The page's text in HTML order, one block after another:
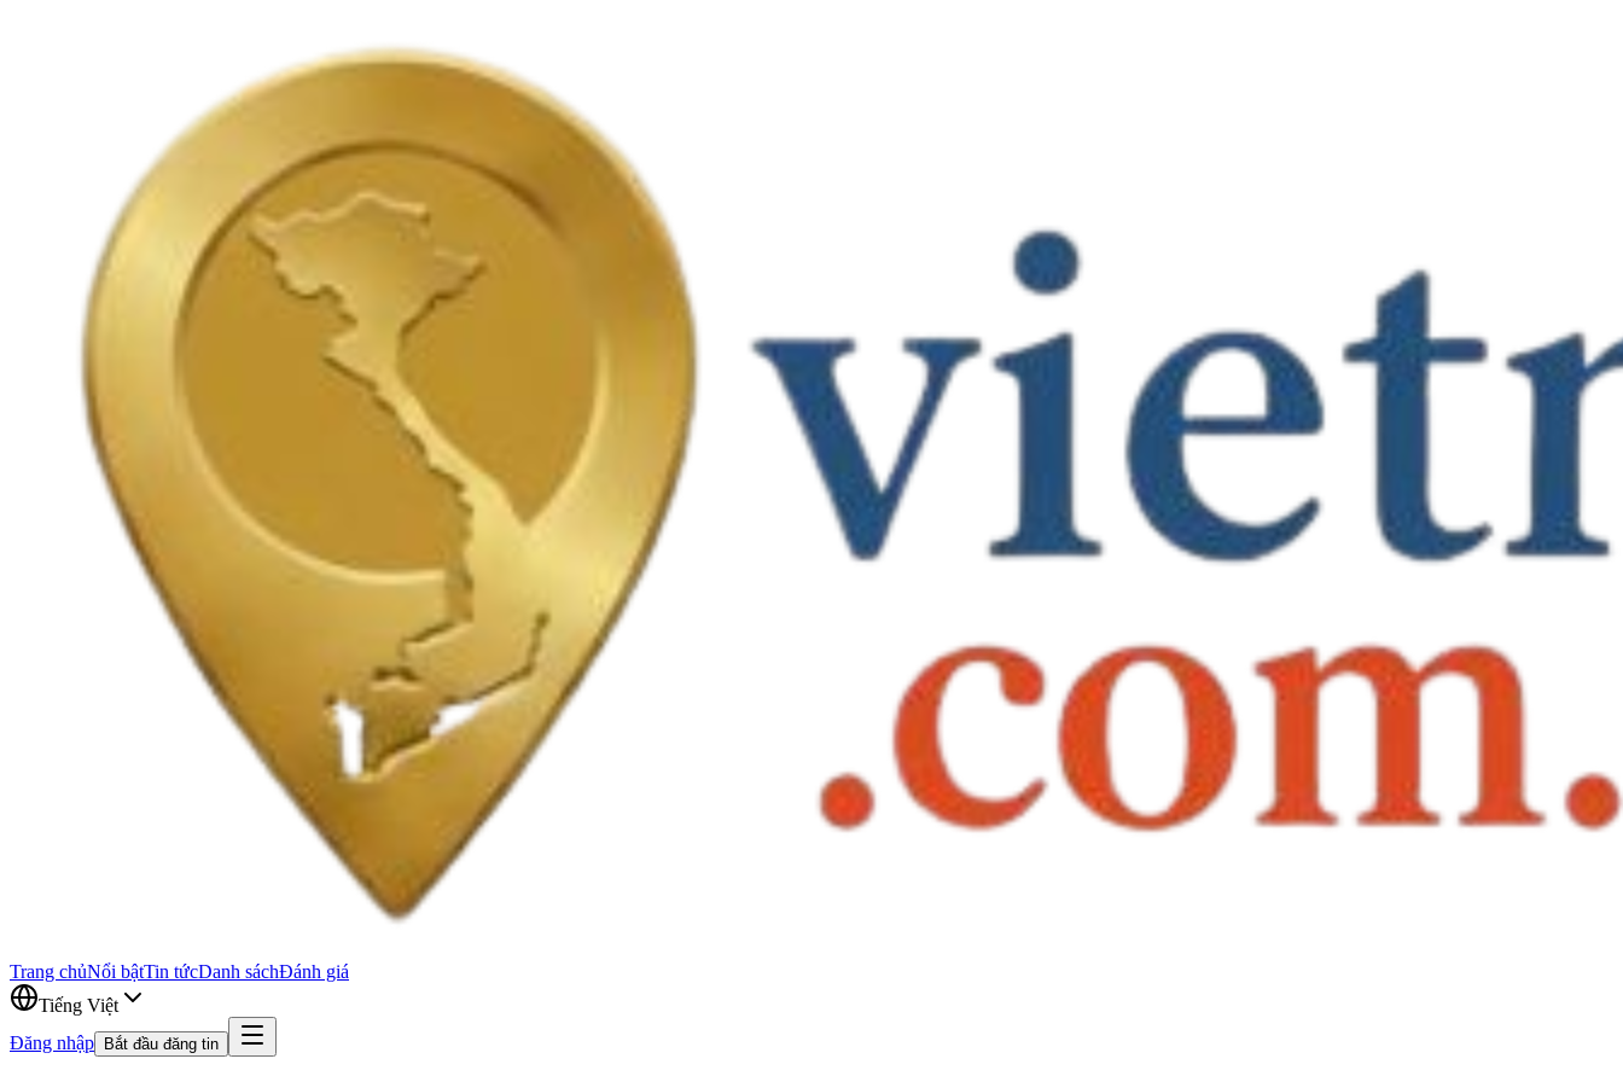
Trang chủNổi bậtTin tứcDanh sáchĐánh giá
Tiếng Việt
Đăng nhập
Bắt đầu đăng tin